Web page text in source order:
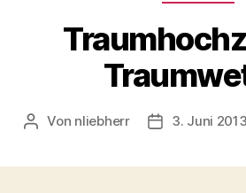
Beitragsautor
Von nliebherr Beitragsdatum
3. Juni 2013